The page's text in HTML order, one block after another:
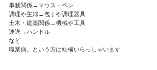
事務関係→マウス・ペン
調理や主婦→包丁や調理器具
土木・建築関係→機械や工具
運送→ハンドル
など
職業病。という方は結構いらっしゃいます